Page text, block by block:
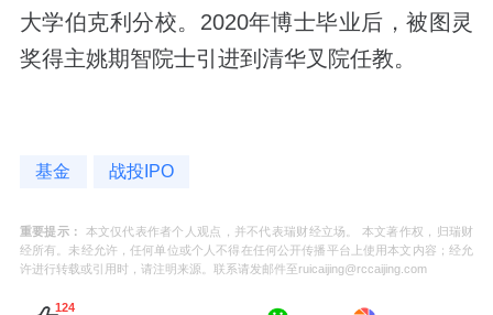
大学伯克利分校。2020年博士毕业后，被图灵
奖得主姚期智院士引进到清华叉院任教。
基金 战投IPO
重要提示：
本文仅代表作者个人观点，并不代表瑞财经立场。 本文著作权，归瑞财
经所有。未经允许，任何单位或个人不得在任何公开传播平台上使用本文内容；经允
许进行转载或引用时，请注明来源。联系请发邮件至ruicaijing@rccaijing.com
124